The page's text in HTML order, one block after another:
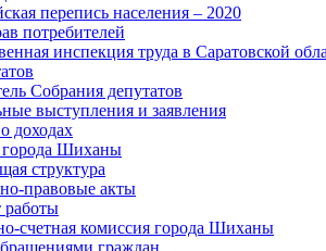
перепись населения – 2020
потребителей
инспекция труда в Саратовской
Собрания депутатов
выступления и заявления
доходах
города Шиханы
структура
правовые акты
работы
счетная комиссия города Шиханы
граждан